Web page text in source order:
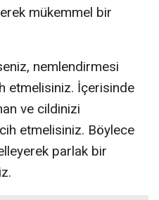
mükemmel bir
nemlendirmesi
etmelisiniz. İçerisinde
ve cildinizi
etmelisiniz. Böylece
parlak bir